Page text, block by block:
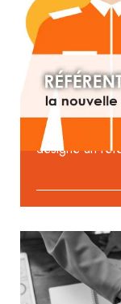
RÉFÉRENT
NOUVELLE
2019
« À compter
entreprise
désigné un